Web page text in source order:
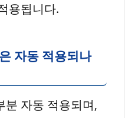
용됩니다.
자동 적용되나
분 자동 적용되며,